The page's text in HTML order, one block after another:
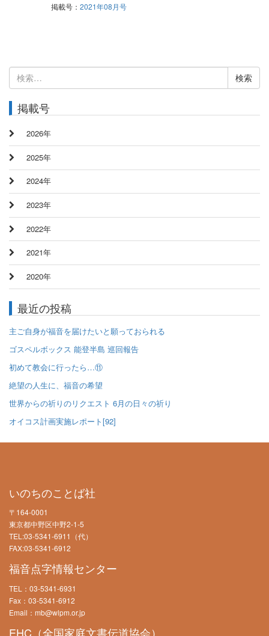
掲載号： 2021年08月号
検
索:
掲載号
2026年
2025年
2024年
2023年
2022年
2021年
2020年
最近の投稿
主ご自身が福音を届けたいと願っておられる
ゴスペルボックス 能登半島 巡回報告
初めて教会に行ったら…⑪
絶望の人生に、福音の希望
世界からの祈りのリクエスト 6月の日々の祈り
オイコス計画実施レポート[92]
いのちのことば社
〒164-0001
東京都中野区中野2-1-5
TEL:03-5341-6911（代）
FAX:03-5341-6912
福音点字情報センター
TEL：03-5341-6931
Fax：03-5341-6912
Email：mb@wlpm.or.jp
EHC（全国家庭文書伝道協会）